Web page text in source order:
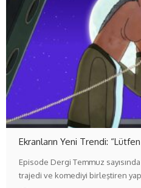
Ekranların Yeni Trendi:
Episode Dergi Temmuz
trajedi ve komediyi birleştiren